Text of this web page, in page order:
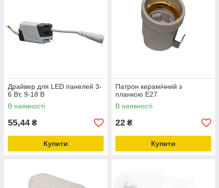
Драйвер для LED панелей 3-
6 Вт, 9-18 В
В наявності
55,44 ₴
Купити
Патрон керамічний з
планкою E27
В наявності
22 ₴
Купити